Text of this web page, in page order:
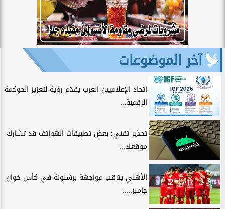
آخر الموضوعات
اتحاد الإعلاميين العرب يقدّم رؤية لتعزيز الحوكمة
الرقمية...
تحذير تقني: بعض تطبيقات الهواتف قد تشارك
موقعك...
الأهلي يترقب مواجهة برشلونة في كأس خوان
جامبر.....